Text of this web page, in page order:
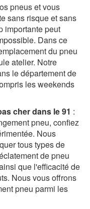
pneus et vous
sans risque et sans
importante peut
Dans ce
du pneu
atelier. Notre
le département de
les weekends
cher dans le 91 :
pneu, confiez
Nous
tous types de
de pneu
que l'efficacité de
Nous vous offrons
pneu parmi les